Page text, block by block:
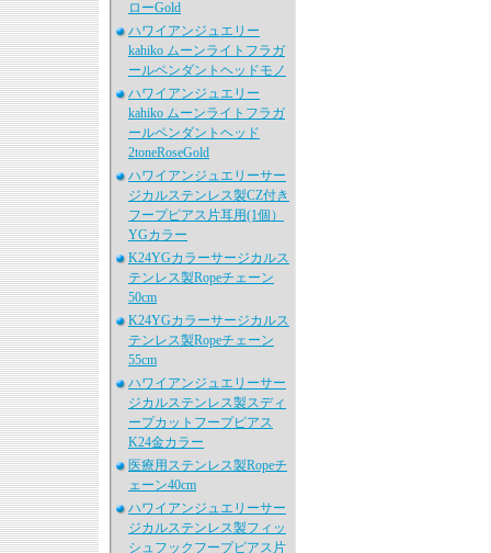
ローGold
ハワイアンジュエリー
kahiko ムーンライトフラガ
ールペンダントヘッドモノ
ハワイアンジュエリー
kahiko ムーンライトフラガ
ールペンダントヘッド
2toneRoseGold
ハワイアンジュエリーサー
ジカルステンレス製CZ付き
フープピアス片耳用(1個）
YGカラー
K24YGカラーサージカルス
テンレス製Ropeチェーン
50cm
K24YGカラーサージカルス
テンレス製Ropeチェーン
55cm
ハワイアンジュエリーサー
ジカルステンレス製スディ
ープカットフープピアス
K24金カラー
医療用ステンレス製Ropeチ
ェーン40cm
ハワイアンジュエリーサー
ジカルステンレス製フィッ
シュフックフープピアス片